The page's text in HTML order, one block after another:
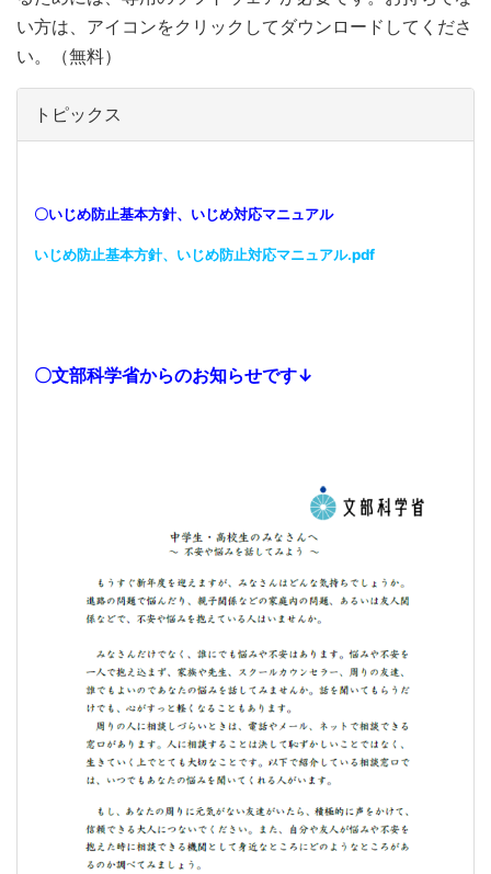
い方は、アイコンをクリックしてダウンロードしてくださ
い。（無料）
トピックス
〇いじめ防止基本方針、いじめ対応マニュアル
いじめ防止基本方針、いじめ防止対応マニュアル.pdf
〇文部科学省からのお知らせです↓